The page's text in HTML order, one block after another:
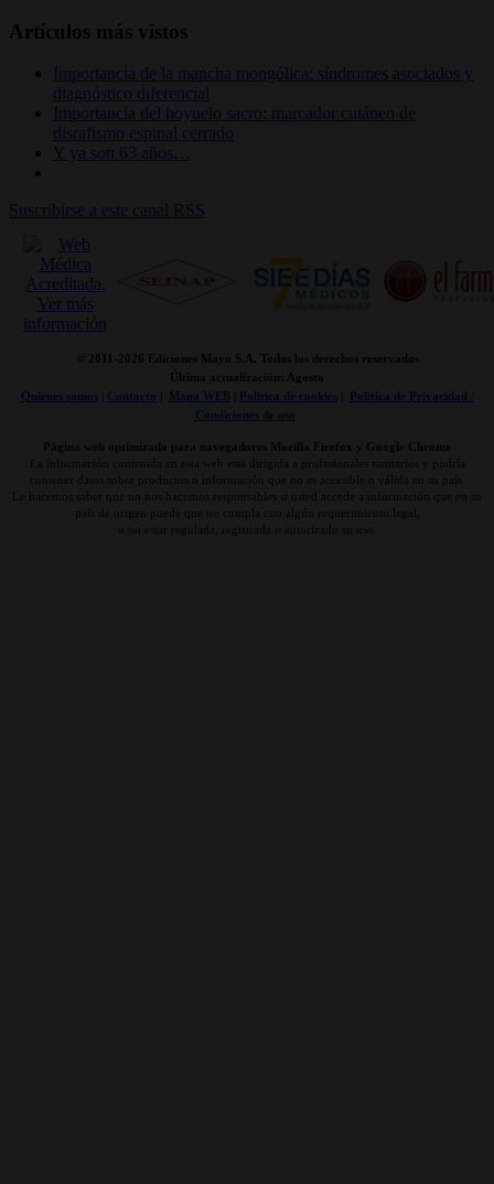
Artículos más vistos
Importancia de la mancha mongólica: síndromes asociados y
diagnóstico diferencial
Importancia del hoyuelo sacro: marcador cutáneo de
disrafismo espinal cerrado
Y ya son 63 años…
Suscribirse a este canal RSS
© 2011-2026 Ediciones Mayo S.A. Todos los derechos reservados
Última actualización: Agosto
Quienes somos| Contacto Mapa WEB Politica de cookies|
Politica de Privacidad /
Condiciones de uso
Página web optimizada para navegadores Mozilla Firefox y Google Chrome
La información contenida en esta web está dirigida a profesionales sanitarios y podría
contener datos sobre productos o información que no es accesible o válida en su país.
Le hacemos saber que no nos hacemos responsables si usted accede a información que en su
país de origen puede que no cumpla con algún requerimiento legal,
o no estar regulada, registrada o autorizado su uso.